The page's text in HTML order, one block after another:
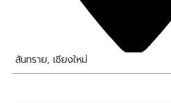
สันทราย, เชียงใหม่